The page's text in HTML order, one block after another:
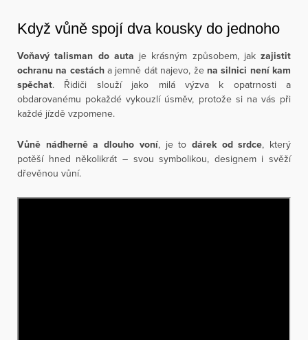
Když vůně spojí dva kousky do jednoho
Voňavý talisman do auta je krásným způsobem, jak zajistit
ochranu na cestácha jemně dát najevo, že na silnici není kam
spěchat. Řidiči slouží jako milá výzva k opatrnosti a
obdarovanému pokaždé vykouzlí úsměv, protože si na vás při
každé jízdě vzpomene.
Vůně nádherně a dlouho voní, je to dárek od srdce, který
potěší hned několikrát – svou symbolikou, designem i svěží
dřevěnou vůní.